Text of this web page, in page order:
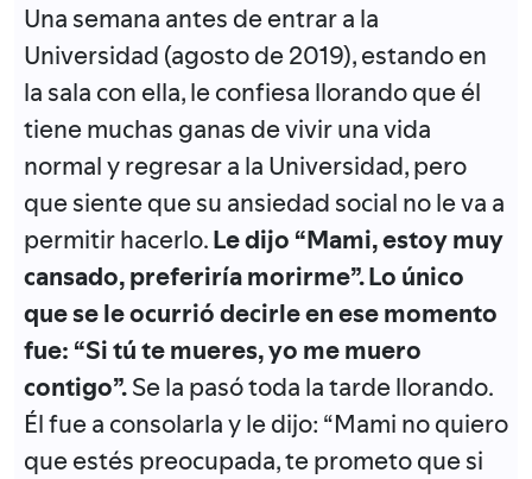
Una semana antes de entrar a la
Universidad (agosto de 2019), estando en
la sala con ella, le confiesa llorando que él
tiene muchas ganas de vivir una vida
normal y regresar a la Universidad, pero
que siente que su ansiedad social no le va a
permitir hacerlo.Le dijo “Mami, estoy muy
cansado, preferiría morirme”. Lo único
que se le ocurrió decirle en ese momento
fue: “Si tú te mueres, yo me muero
contigo”.Se la pasó toda la tarde llorando.
Él fue a consolarla y le dijo: “Mami no quiero
que estés preocupada, te prometo que si